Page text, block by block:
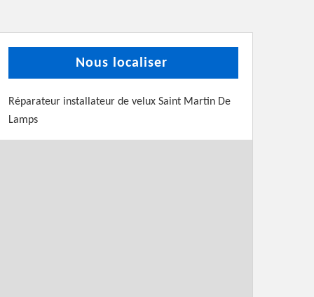
Nous localiser
Réparateur installateur de velux Saint Martin De
Lamps